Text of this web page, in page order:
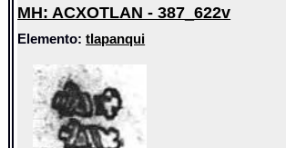
MH: ACXOTLAN - 387_622v
Elemento:tlapanqui